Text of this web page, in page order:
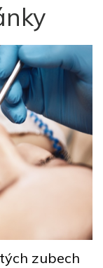
zubech